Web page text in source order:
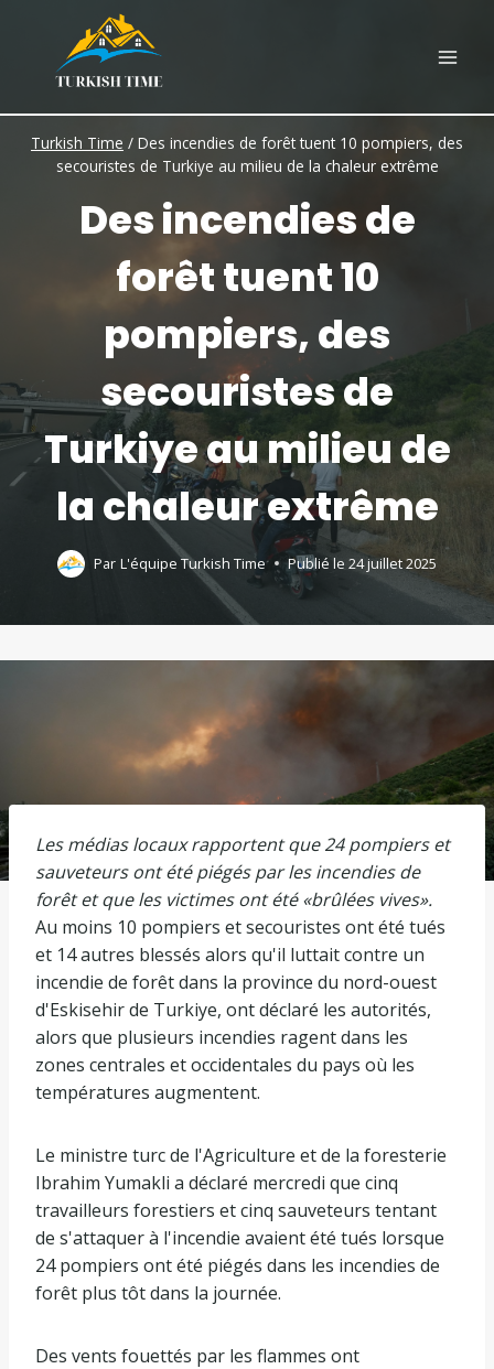
content
Turkish Time / Des incendies de forêt tuent 10 pompiers, des
secouristes de Turkiye au milieu de la chaleur extrême
Des incendies de
forêt tuent 10
pompiers, des
secouristes de
Turkiye au milieu de
la chaleur extrême
Par L'équipe Turkish Time Publié le 24 juillet 2025
Les médias locaux rapportent que 24 pompiers et
sauveteurs ont été piégés par les incendies de
forêt et que les victimes ont été «brûlées vives».
Au moins 10 pompiers et secouristes ont été tués
et 14 autres blessés alors qu'il luttait contre un
incendie de forêt dans la province du nord-ouest
d'Eskisehir de Turkiye, ont déclaré les autorités,
alors que plusieurs incendies ragent dans les
zones centrales et occidentales du pays où les
températures augmentent.
Le ministre turc de l'Agriculture et de la foresterie
Ibrahim Yumakli a déclaré mercredi que cinq
travailleurs forestiers et cinq sauveteurs tentant
de s'attaquer à l'incendie avaient été tués lorsque
24 pompiers ont été piégés dans les incendies de
forêt plus tôt dans la journée.
Des vents fouettés par les flammes ont